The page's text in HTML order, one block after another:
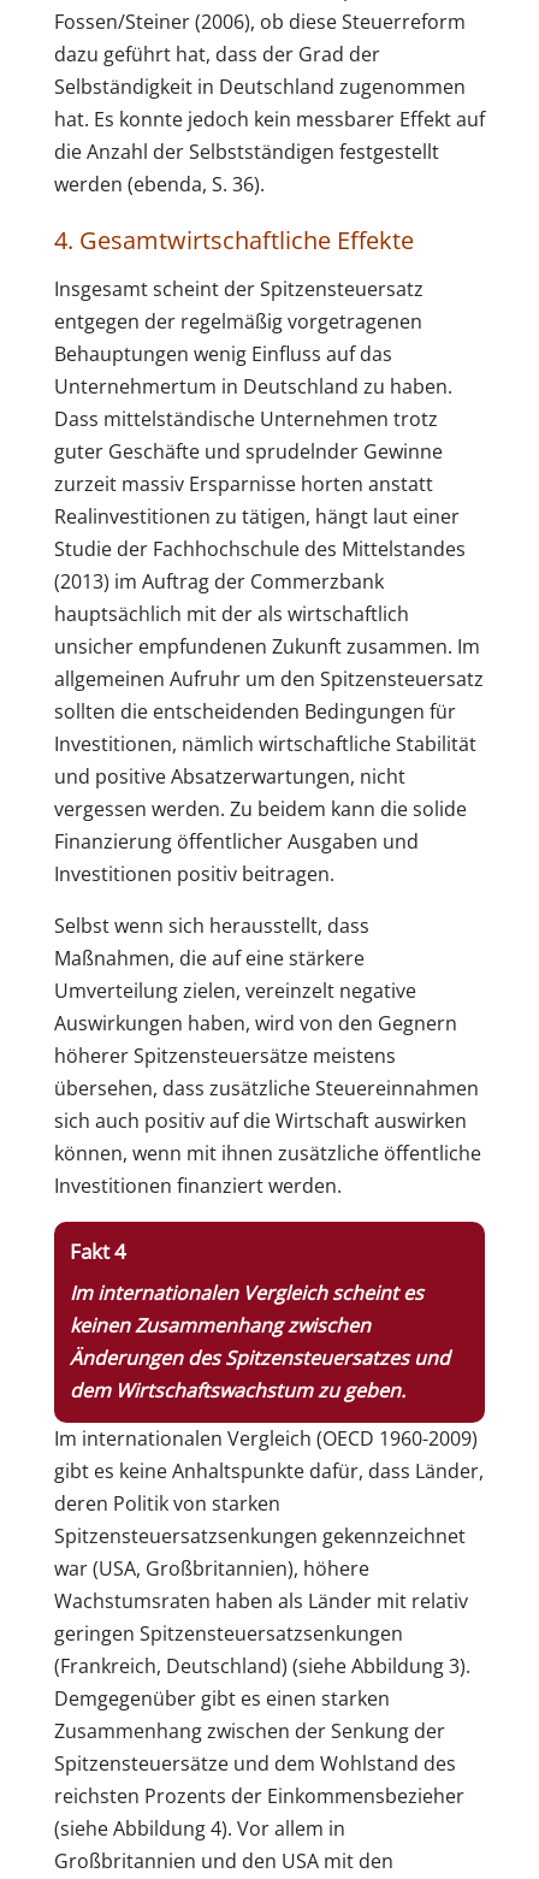
Fossen/Steiner (2006), ob diese Steuerreform
dazu geführt hat, dass der Grad der
Selbständigkeit in Deutschland zugenommen
hat. Es konnte jedoch kein messbarer Effekt auf
die Anzahl der Selbstständigen festgestellt
werden (ebenda, S. 36).
4. Gesamtwirtschaftliche Effekte
Insgesamt scheint der Spitzensteuersatz
entgegen der regelmäßig vorgetragenen
Behauptungen wenig Einfluss auf das
Unternehmertum in Deutschland zu haben.
Dass mittelständische Unternehmen trotz
guter Geschäfte und sprudelnder Gewinne
zurzeit massiv Ersparnisse horten anstatt
Realinvestitionen zu tätigen, hängt laut einer
Studie der Fachhochschule des Mittelstandes
(2013) im Auftrag der Commerzbank
hauptsächlich mit der als wirtschaftlich
unsicher empfundenen Zukunft zusammen. Im
allgemeinen Aufruhr um den Spitzensteuersatz
sollten die entscheidenden Bedingungen für
Investitionen, nämlich wirtschaftliche Stabilität
und positive Absatzerwartungen, nicht
vergessen werden. Zu beidem kann die solide
Finanzierung öffentlicher Ausgaben und
Investitionen positiv beitragen.
Selbst wenn sich herausstellt, dass
Maßnahmen, die auf eine stärkere
Umverteilung zielen, vereinzelt negative
Auswirkungen haben, wird von den Gegnern
höherer Spitzensteuersätze meistens
übersehen, dass zusätzliche Steuereinnahmen
sich auch positiv auf die Wirtschaft auswirken
können, wenn mit ihnen zusätzliche öffentliche
Investitionen finanziert werden.
Fakt 4
Im internationalen Vergleich scheint es
keinen Zusammenhang zwischen
Änderungen des Spitzensteuersatzes und
dem Wirtschaftswachstum zu geben.
Im internationalen Vergleich (OECD 1960-2009)
gibt es keine Anhaltspunkte dafür, dass Länder,
deren Politik von starken
Spitzensteuersatzsenkungen gekennzeichnet
war (USA, Großbritannien), höhere
Wachstumsraten haben als Länder mit relativ
geringen Spitzensteuersatzsenkungen
(Frankreich, Deutschland) (siehe Abbildung 3).
Demgegenüber gibt es einen starken
Zusammenhang zwischen der Senkung der
Spitzensteuersätze und dem Wohlstand des
reichsten Prozents der Einkommensbezieher
(siehe Abbildung 4). Vor allem in
Großbritannien und den USA mit den